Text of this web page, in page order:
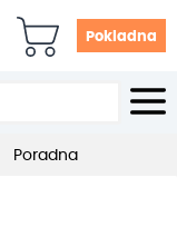
Pokladna
Poradna